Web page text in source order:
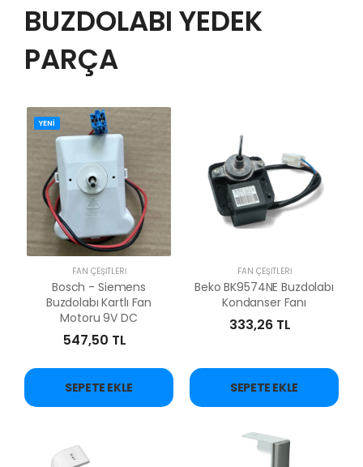
BUZDOLABI YEDEK
PARÇA
YENİ
FAN ÇEŞİTLERİ
Bosch - Siemens
Buzdolabı Kartlı Fan
Motoru 9V DC
547,50 TL
SEPETE EKLE
FAN ÇEŞİTLERİ
Beko BK9574NE Buzdolabı
Kondanser Fanı
333,26 TL
SEPETE EKLE